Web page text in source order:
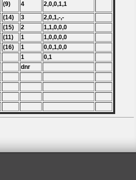
(9) 4
2,0,0,1,1
(14) 3
2,0,1,-,-
(15) 2
1,1,0,0,0
(11) 1
1,0,0,0,0
(16) 1
0,0,1,0,0
1
0,1
dnr